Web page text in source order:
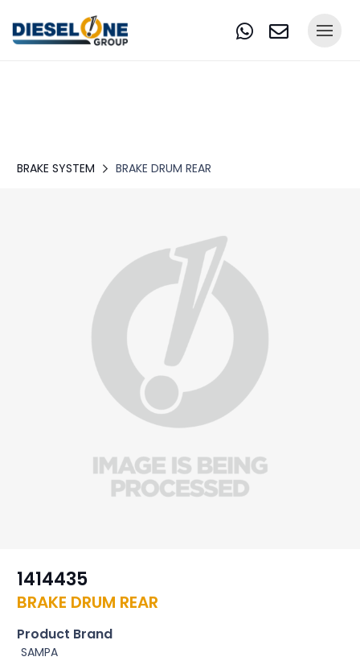
BRAKE SYSTEM BRAKE DRUM REAR
1414435
BRAKE DRUM REAR
Product Brand
SAMPA